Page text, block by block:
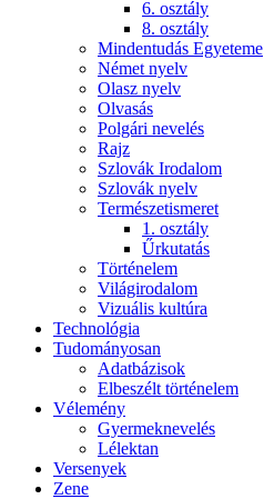
6. osztály
8. osztály
Mindentudás Egyeteme
Német nyelv
Olasz nyelv
Olvasás
Polgári nevelés
Rajz
Szlovák Irodalom
Szlovák nyelv
Természetismeret
1. osztály
Űrkutatás
Történelem
Világirodalom
Vizuális kultúra
Technológia
Tudományosan
Adatbázisok
Elbeszélt történelem
Vélemény
Gyermeknevelés
Lélektan
Versenyek
Zene